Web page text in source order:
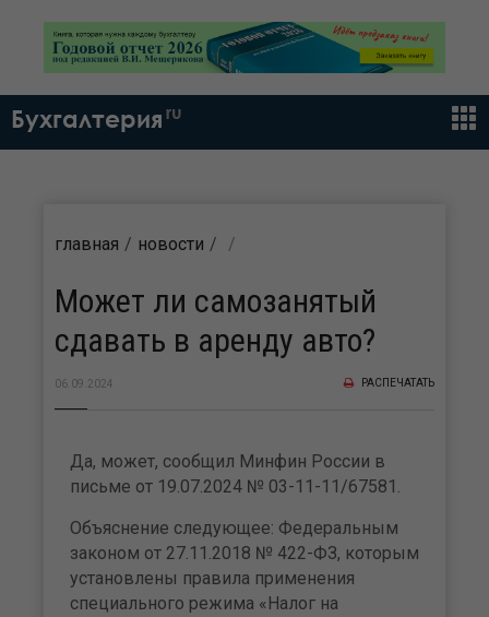
Бухгалтерия ru
главная новости
Может ли самозанятый
сдавать в аренду авто?
06.09.2024 РАСПЕЧАТАТЬ
Да, может, сообщил Минфин России в
письме от 19.07.2024 № 03-11-11/67581.
Объяснение следующее: Федеральным
законом от 27.11.2018 № 422-ФЗ, которым
установлены правила применения
специального режима «Налог на